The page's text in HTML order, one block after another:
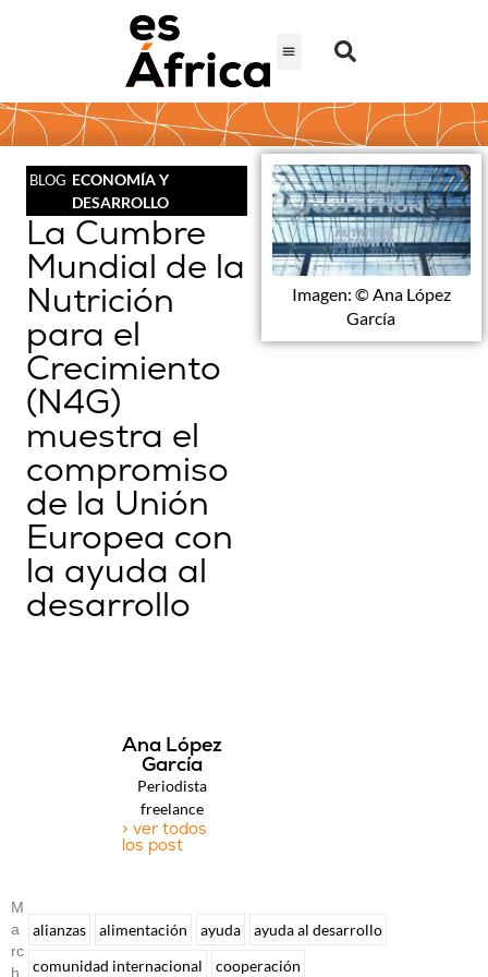
BLOG ECONOMÍA Y
DESARROLLO
La Cumbre
Mundial de la
Nutrición
para el
Crecimiento
(N4G)
muestra el
compromiso
de la Unión
Europea con
la ayuda al
desarrollo
Imagen: © Ana López
García
Ana López
García
Periodista
freelance
> ver todos
los post
M
A
Rc
H
alianzas alimentación ayuda
ayuda al desarrollo
comunidad internacional
cooperación